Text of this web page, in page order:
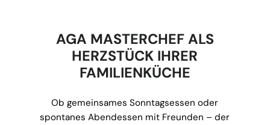
AGA MASTERCHEF ALS
HERZSTÜCK IHRER
FAMILIENKÜCHE
Ob gemeinsames Sonntagsessen oder
spontanes Abendessen mit Freunden – der